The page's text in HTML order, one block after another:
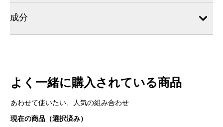
成分
よく一緒に購入されている商品
あわせて使いたい、人気の組み合わせ
現在の商品（選択済み）